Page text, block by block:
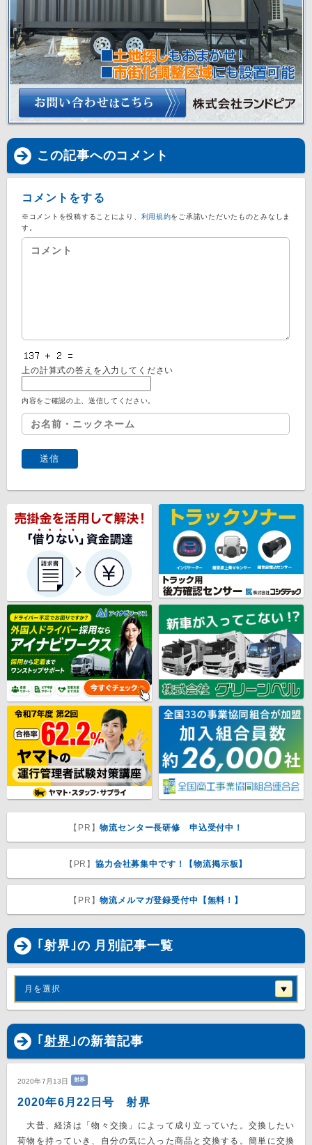
この記事へのコメント
コメントをする
※コメントを投稿することにより、 利用規約をご承諾いただいたものとみなしま
す。
上の計算式の答えを入力してください
内容をご確認の上、送信してください。
【PR】物流センター長研修 申込受付中！
【PR】協力会社募集中です！【物流掲示板】
【PR】物流メルマガ登録受付中【無料！】
｢射界｣の 月別記事一覧
月を選択
｢ 射界｣の新着記事
2020年7月13日 射界
2020年6月22日号 射界
大昔、経済は「物々交換」によって成り立っていた。交換したい
荷物を持っていき、自分の気に入った商品と交換する。簡単に交換